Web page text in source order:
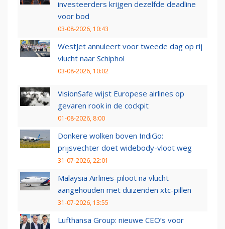
investeerders krijgen dezelfde deadline
voor bod
03-08-2026, 10:43
WestJet annuleert voor tweede dag op rij
vlucht naar Schiphol
03-08-2026, 10:02
VisionSafe wijst Europese airlines op
gevaren rook in de cockpit
01-08-2026, 8:00
Donkere wolken boven IndiGo:
prijsvechter doet widebody-vloot weg
31-07-2026, 22:01
Malaysia Airlines-piloot na vlucht
aangehouden met duizenden xtc-pillen
31-07-2026, 13:55
Lufthansa Group: nieuwe CEO’s voor